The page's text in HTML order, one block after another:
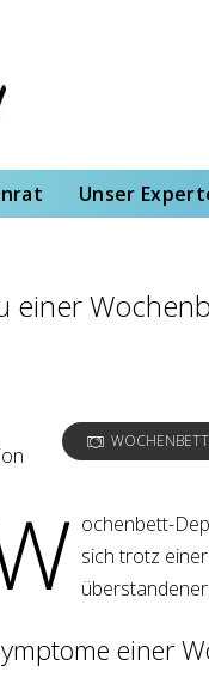
Unser
einer
ochenbett-
sich trotz
einer